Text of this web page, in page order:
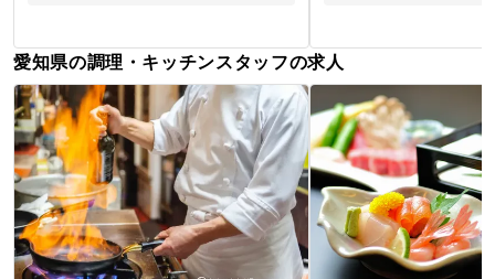
愛知県の調理・キッチンスタッフの求人